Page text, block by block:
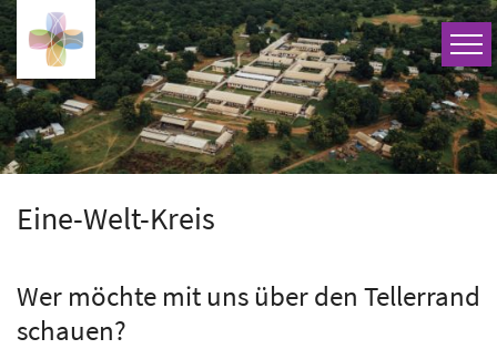
Zum Inhalt springen
Eine-Welt-Kreis
Wer möchte mit uns über den Tellerrand
schauen?